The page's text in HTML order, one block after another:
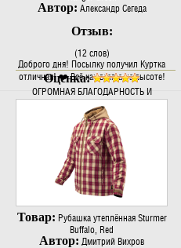
Автор: Александр Сегеда
Отзыв:
(12 слов)
Доброго дня! Посылку получил Куртка
отличная! ❤️ Всё как всегда на высоте!
ОГРОМНАЯ БЛАГОДАРНОСТЬ И
УСПЕХОВ!..
Оценка:
Товар: Рубашка утеплённая Sturmer
Buffalo, Red
Автор: Дмитрий Вихров